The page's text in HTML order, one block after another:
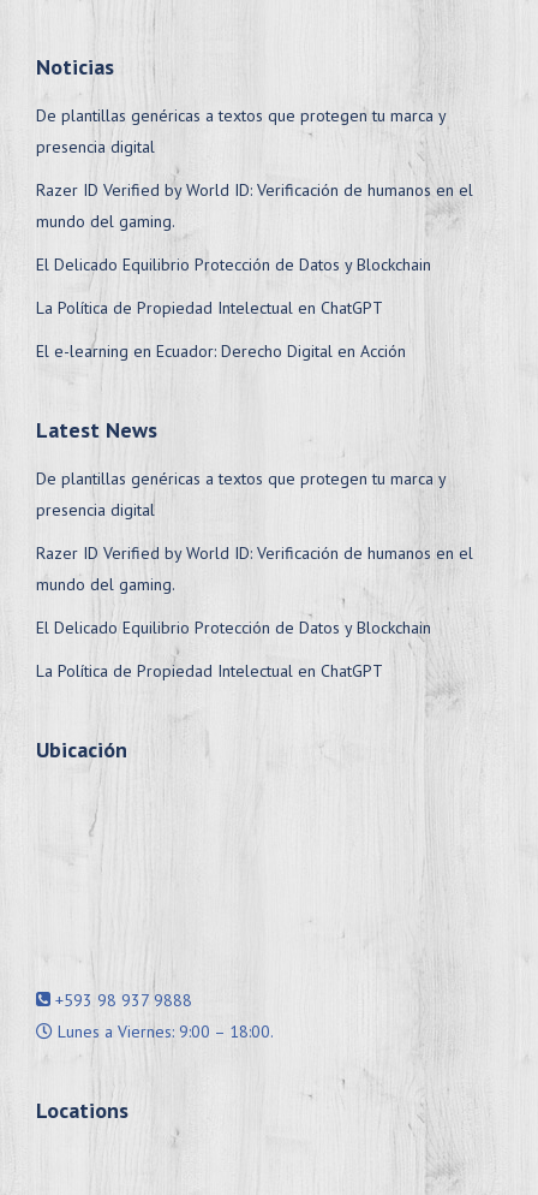
Noticias
De plantillas genéricas a textos que protegen tu marca y
presencia digital
Razer ID Verified by World ID: Verificación de humanos en el
mundo del gaming.
El Delicado Equilibrio Protección de Datos y Blockchain
La Política de Propiedad Intelectual en ChatGPT
El e-learning en Ecuador: Derecho Digital en Acción
Latest News
De plantillas genéricas a textos que protegen tu marca y
presencia digital
Razer ID Verified by World ID: Verificación de humanos en el
mundo del gaming.
El Delicado Equilibrio Protección de Datos y Blockchain
La Política de Propiedad Intelectual en ChatGPT
Ubicación
+593 98 937 9888
Lunes a Viernes: 9:00 – 18:00.
Locations